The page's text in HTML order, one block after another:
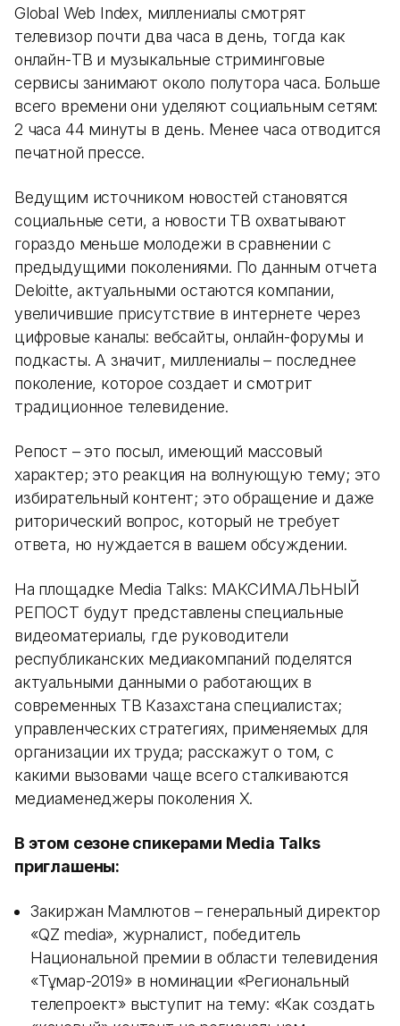
Global Web Index, миллениалы смотрят
телевизор почти два часа в день, тогда как
онлайн-ТВ и музыкальные стриминговые
сервисы занимают около полутора часа. Больше
всего времени они уделяют социальным сетям:
2 часа 44 минуты в день. Менее часа отводится
печатной прессе.
Ведущим источником новостей становятся
социальные сети, а новости ТВ охватывают
гораздо меньше молодежи в сравнении с
предыдущими поколениями. По данным отчета
Deloitte, актуальными остаются компании,
увеличившие присутствие в интернете через
цифровые каналы: вебсайты, онлайн-форумы и
подкасты. А значит, миллениалы – последнее
поколение, которое создает и смотрит
традиционное телевидение.
Репост – это посыл, имеющий массовый
характер; это реакция на волнующую тему; это
избирательный контент; это обращение и даже
риторический вопрос, который не требует
ответа, но нуждается в вашем обсуждении.
На площадке Media Talks: МАКСИМАЛЬНЫЙ
РЕПОСТ будут представлены специальные
видеоматериалы, где руководители
республиканских медиакомпаний поделятся
актуальными данными о работающих в
современных ТВ Казахстана специалистах;
управленческих стратегиях, применяемых для
организации их труда; расскажут о том, с
какими вызовами чаще всего сталкиваются
медиаменеджеры поколения Х.
В этом сезоне спикерами Media Talks
приглашены:
Закиржан Мамлютов – генеральный директор
«QZ media», журналист, победитель
Национальной премии в области телевидения
«Тұмар-2019» в номинации «Региональный
телепроект» выступит на тему: «Как создать